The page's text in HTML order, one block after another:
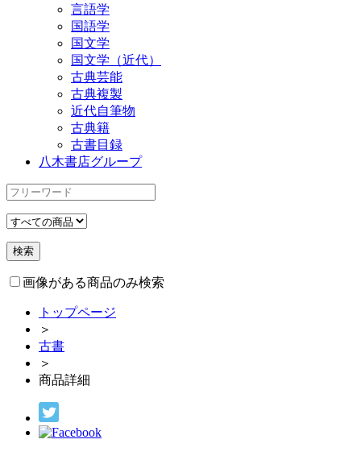
言語学
国語学
国文学
国文学（近代）
古典芸能
古典複製
近代自筆物
古典籍
古書目録
八木書店グループ
画像がある商品のみ検索
トップページ
＞
古書
＞
商品詳細